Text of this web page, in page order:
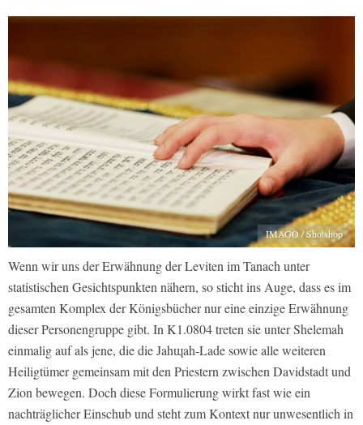
IMAGO / Shotshop
Wenn wir uns der Erwähnung der Leviten im Tanach unter
statistischen Gesichtspunkten nähern, so sticht ins Auge, dass es im
gesamten Komplex der Königsbücher nur eine einzige Erwähnung
dieser Personengruppe gibt. In K1.0804 treten sie unter Shelemah
einmalig auf als jene, die die Jahɰah-Lade sowie alle weiteren
Heiligtümer gemeinsam mit den Priestern zwischen Davidstadt und
Zion bewegen. Doch diese Formulierung wirkt fast wie ein
nachträglicher Einschub und steht zum Kontext nur unwesentlich in